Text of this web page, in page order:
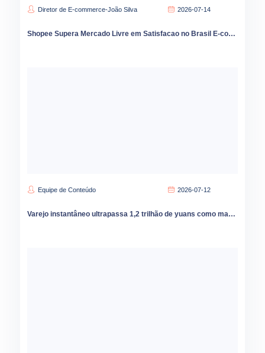
Diretor de E-commerce-João Silva 2026-07-14
Shopee Supera Mercado Livre em Satisfacao no Brasil E-commerce Cresce 9 por Cento em 2026
Equipe de Conteúdo 2026-07-12
Varejo instantâneo ultrapassa 1,2 trilhão de yuans como marcas podem capturar oportunidades de crescimento no mercado de condados